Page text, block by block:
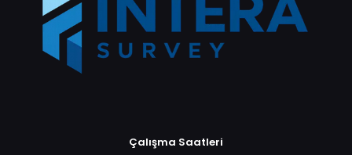
Çalışma Saatleri